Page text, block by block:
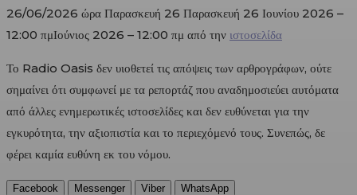
26/06/2026 ώρα Παρασκευή 26 Παρασκευή 26 Ιουνίου 2026 –
12:00 πμΙούνιος 2026 – 12:00 πμ από την ιστοσελίδα
Το Radio Oasis δεν υιοθετεί τις απόψεις των αρθρογράφων, ούτε
σημαίνει ότι συμφωνεί με τα ρεπορτάζ που αναδημοσιεύει αυτόματα
από άλλες ενημερωτικές ιστοσελίδες και δεν ευθύνεται για την
εγκυρότητα, την αξιοπιστία και το περιεχόμενό τους. Συνεπώς, δε
φέρει καμία ευθύνη εκ του νόμου.
Facebook Messenger Viber WhatsApp